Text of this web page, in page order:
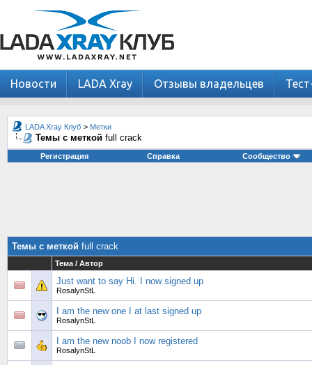
Новости LADA Xray Отзывы владельцев
LADA Xray Клуб > Метки
Темы с меткой full crack
Регистрация Справка Сообщество
Темы с меткой full crack
Тема / Автор
Just want to say Hi. I now signed up
RosalynStL
I am the new one I at last signed up
RosalynStL
I am the new noob I now registered
RosalynStL